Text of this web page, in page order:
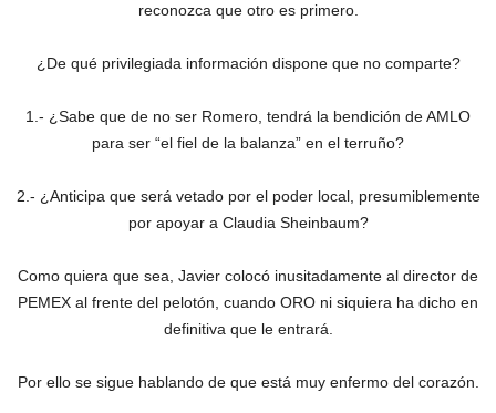
reconozca que otro es primero.
¿De qué privilegiada información dispone que no comparte?
1.- ¿Sabe que de no ser Romero, tendrá la bendición de AMLO
para ser “el fiel de la balanza” en el terruño?
2.- ¿Anticipa que será vetado por el poder local, presumiblemente
por apoyar a Claudia Sheinbaum?
Como quiera que sea, Javier colocó inusitadamente al director de
PEMEX al frente del pelotón, cuando ORO ni siquiera ha dicho en
definitiva que le entrará.
Por ello se sigue hablando de que está muy enfermo del corazón.